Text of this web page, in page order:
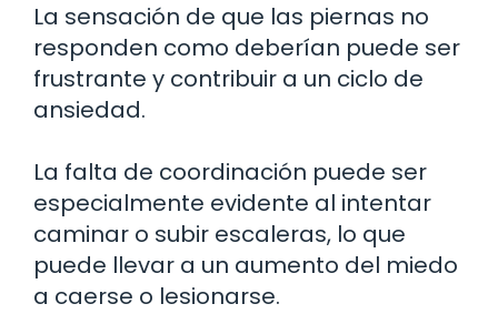
La sensación de que las piernas no
responden como deberían puede ser
frustrante y contribuir a un ciclo de
ansiedad.
La falta de coordinación puede ser
especialmente evidente al intentar
caminar o subir escaleras, lo que
puede llevar a un aumento del miedo
a caerse o lesionarse.